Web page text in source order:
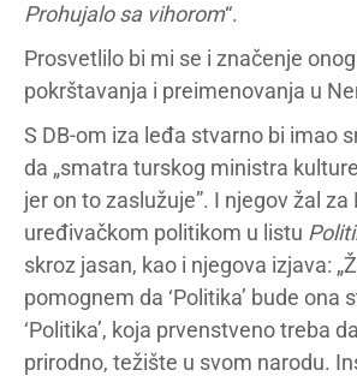
Prohujalo sa vihorom“.
Prosvetlilo bi mi se i značenje
pokrštavanja i preimenovanja u
S DB-om iza leđa stvarno bi imao
da „smatra turskog ministra
jer on to zaslužuje”. I njegov žal
uređivačkom politikom u listu
skroz jasan, kao i njegova izjava:
pomognem da ‘Politika’ bude ona
‘Politika’, koja prvenstveno treba
prirodno, težište u svom narodu.